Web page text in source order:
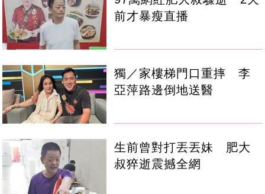
前才暴瘦直播
獨／家樓梯門口重摔 李
亞萍路邊倒地送醫
生前曾對打丟丟妹 肥大
叔猝逝震撼全網